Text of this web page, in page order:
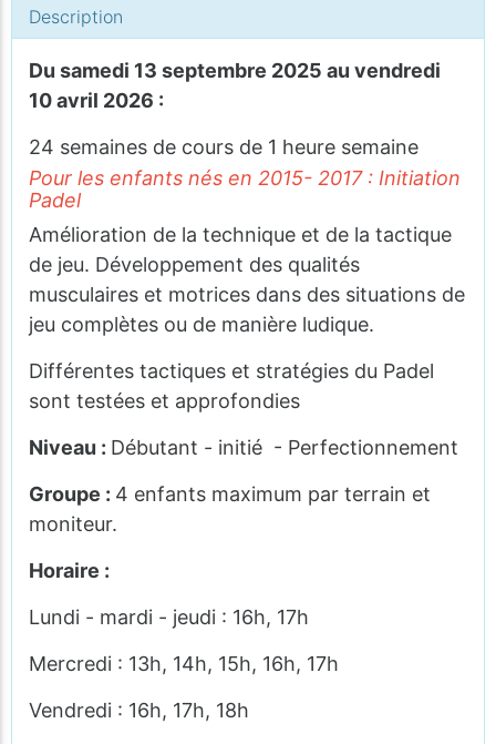
Description
Du samedi 13 septembre 2025 au vendredi
10 avril 2026 :
24 semaines de cours de 1 heure semaine
Pour les enfants nés en 2015- 2017 : Initiation
Padel
Amélioration de la technique et de la tactique
de jeu. Développement des qualités
musculaires et motrices dans des situations de
jeu complètes ou de manière ludique.
Différentes tactiques et stratégies du Padel
sont testées et approfondies
Niveau : Débutant - initié - Perfectionnement
Groupe : 4 enfants maximum par terrain et
moniteur.
Horaire :
Lundi - mardi - jeudi : 16h, 17h
Mercredi : 13h, 14h, 15h, 16h, 17h
Vendredi : 16h, 17h, 18h